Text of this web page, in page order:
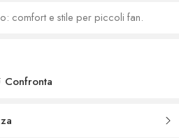
comfort e stile per piccoli fan.
Confronta